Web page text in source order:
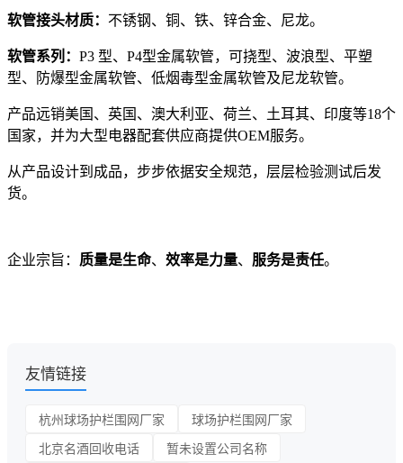
软管接头材质： 不锈钢、铜、铁、锌合金、尼龙。
软管系列： P3 型、P4型金属软管，可挠型、波浪型、平塑
型、防爆型金属软管、低烟毒型金属软管及尼龙软管。
产品远销美国、英国、澳大利亚、荷兰、土耳其、印度等18个
国家，并为大型电器配套供应商提供OEM服务。
从产品设计到成品，步步依据安全规范，层层检验测试后发
货。
企业宗旨： 质量是生命、 效率是力量、 服务是责任。
友情链接
杭州球场护栏围网厂家 球场护栏围网厂家
北京名酒回收电话 暂未设置公司名称